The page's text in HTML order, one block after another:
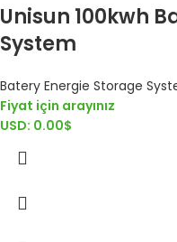
Unisun 100kwh
System
Batery Energie Storage
Fiyat için arayınız
USD: 0.00$